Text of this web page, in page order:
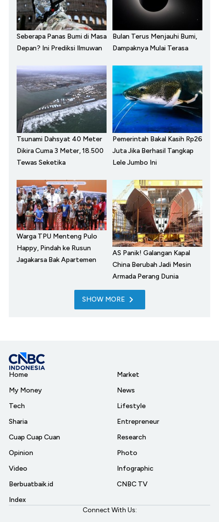
Seberapa Panas Bumi di Masa
Depan? Ini Prediksi Ilmuwan
Bulan Terus Menjauhi Bumi,
Dampaknya Mulai Terasa
Tsunami Dahsyat 40 Meter
Dikira Cuma 3 Meter, 18.500
Tewas Seketika
Pemerintah Bakal Kasih Rp26
Juta Jika Berhasil Tangkap
Lele Jumbo Ini
Warga TPU Menteng Pulo
Happy, Pindah ke Rusun
Jagakarsa Bak Apartemen
AS Panik! Galangan Kapal
China Berubah Jadi Mesin
Armada Perang Dunia
SHOW MORE
Home
My Money
Tech
Sharia
Cuap Cuap Cuan
Opinion
Video
Berbuatbaik.id
Index
Market
News
Lifestyle
Entrepreneur
Research
Photo
Infographic
CNBC TV
Connect With Us: